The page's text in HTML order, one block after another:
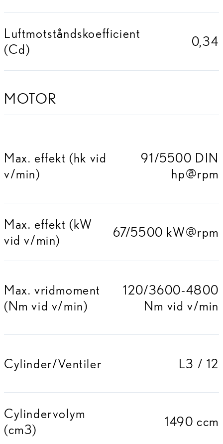
Luftmotståndskoefficient
(Cd)
0,34
MOTOR
Max. effekt (hk vid
v/min)
91/5500 DIN
hp@rpm
Max. effekt (kW
vid v/min)
67/5500 kW@rpm
Max. vridmoment
(Nm vid v/min)
120/3600-4800
Nm vid v/min
Cylinder/Ventiler L3 / 12
Cylindervolym
(cm3)
1490 ccm